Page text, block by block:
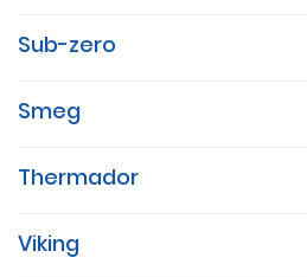
Sub-zero
Smeg
Thermador
Viking